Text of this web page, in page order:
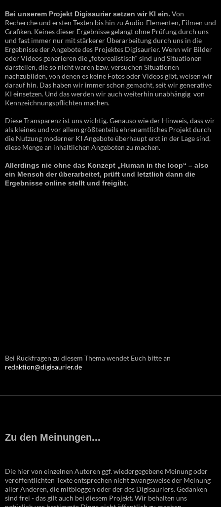
Bei unserem Projekt Digisaurier setzen wir KI ein. Von
Recherche und ersten Texten bis hin zu Audio-Elementen, Filmen und
Grafiken. Keines dieser Ergebnisse gelangt ohne Prüfung durch uns
und fast immer nur mit stärkerer Überarbeitung durch uns in die
Ergebnisse der Angebote des Projektes Digisaurier. Wenn wir Bilder
oder Videos generieren die „fotorealistisch“ sind und Situationen
darstellen, die so nicht waren bzw. versuchen Situationen
nachzubilden, von denen es keine Fotos oder Videos gibt, weisen wir
darauf hin. Das haben wir immer schon gemacht, seit wir generative
KI einsetzen. Und das werden wir auch weiterhin unabhängig von
Kennzeichnungspflichten machen.
Diese Transparenz ist uns wichtig. Genauso wie der Hinweis, dass wir
als kleines und vor allem größtenteils ehrenamtliches Projekt durch
die Nutzung moderner KI Angebote überhaupt erst in der Lage sind,
diese Menge an inhaltlichen Angeboten zu machen.
Allerdings nie ohne das Konzept „Human in the loop“ – also
ein Mensch der überarbeitet, prüft und letztlich dann die
Ergebnisse online stellt und freigibt.
Bei Rückfragen zu diesem Thema wendet Euch bitte an
redaktion@digisaurier.de
Zu den Meinungen...
Die hier von einzelnen Autoren ggf. wiedergegebene Meinung oder
veröffentlichten Texte entsprechen nicht zwangsweise der Meinung
aller Anderen, die mitbloggen oder der des Digisauriers. Gedanken
sind frei - das gilt auch bei diesem Projekt. Wir behalten uns